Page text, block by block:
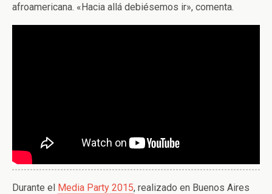
afroamericana. «Hacia allá debiésemos ir», comenta.
Durante el Media Party 2015, realizado en Buenos Aires